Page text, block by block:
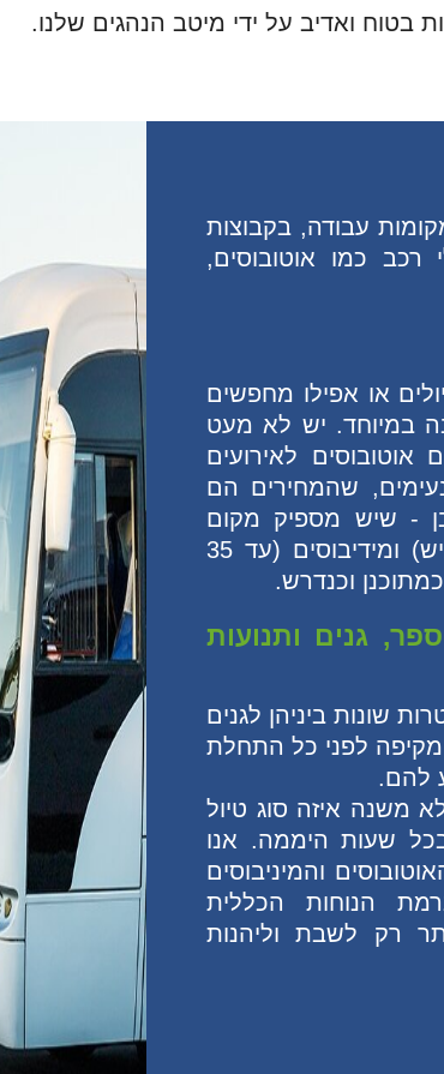
בטוח ואדיב על ידי מיטב הנהגים שלנו.
עבודה, בקבוצות
כמו אוטובוסים,
או אפילו מחפשים
במיוחד. יש לא מעט
לאירועים
שהמחירים הם
- שיש מספיק מקום
באוטובוס. חברת עידו יכולה לספק מיניבוסים (עד 20 איש) ומידיבוסים (עד 35
וכנדרש.
גנים ותנועות
שונות ביניהן לגנים
מקיפה לפני כל התחלת
להם.
משנה איזה סוג טיול
שעות היממה. אנו
והמיניבוסים
הנוחות הכללית
רק לשבת וליהנות